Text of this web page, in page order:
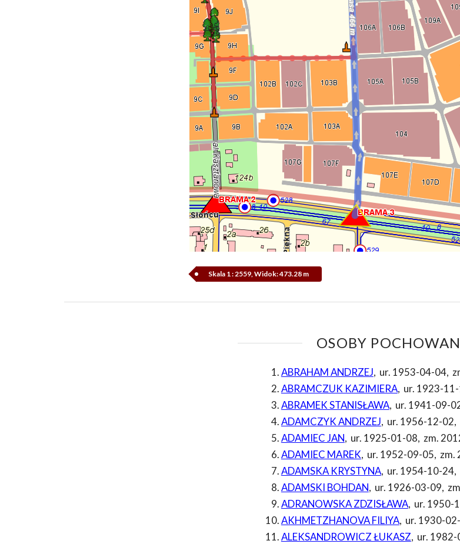
Skala 1 : 2559, Widok: 473.28 m
OSOBY
ABRAHAM ANDRZEJ, ur. 1953-04-04,
ABRAMCZUK KAZIMIERA, ur. 1923-
ABRAMEK STANISŁAWA, ur. 1941-09-
ADAMCZYK ANDRZEJ, ur. 1956-12-02,
ADAMIEC JAN, ur. 1925-01-08, zm.
ADAMIEC MAREK, ur. 1952-09-05, zm.
ADAMSKA KRYSTYNA, ur. 1954-10-24,
ADAMSKI BOHDAN, ur. 1926-03-09,
ADRANOWSKA ZDZISŁAWA, ur. 1950-
AKHMETZHANOVA FILIYA, ur. 1930-
ALEKSANDROWICZ ŁUKASZ, ur.